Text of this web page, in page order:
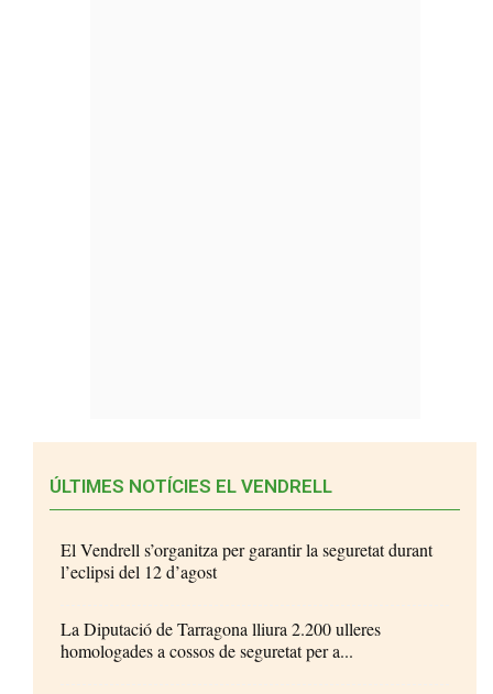
ÚLTIMES NOTÍCIES EL VENDRELL
El Vendrell s’organitza per garantir la seguretat durant
l’eclipsi del 12 d’agost
La Diputació de Tarragona lliura 2.200 ulleres
homologades a cossos de seguretat per a...